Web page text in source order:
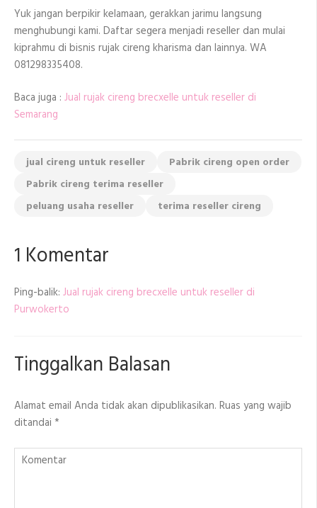
Yuk jangan berpikir kelamaan, gerakkan jarimu langsung
menghubungi kami. Daftar segera menjadi reseller dan mulai
kiprahmu di bisnis rujak cireng kharisma dan lainnya. WA
081298335408.
Baca juga : Jual rujak cireng brecxelle untuk reseller di
Semarang
jual cireng untuk reseller
Pabrik cireng open order
Pabrik cireng terima reseller
peluang usaha reseller
terima reseller cireng
1 Komentar
Ping-balik: Jual rujak cireng brecxelle untuk reseller di
Purwokerto
Tinggalkan Balasan
Alamat email Anda tidak akan dipublikasikan. Ruas yang wajib
ditandai *
Komentar